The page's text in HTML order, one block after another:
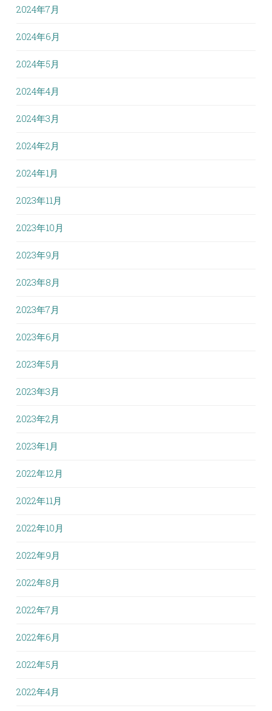
2024年7月
2024年6月
2024年5月
2024年4月
2024年3月
2024年2月
2024年1月
2023年11月
2023年10月
2023年9月
2023年8月
2023年7月
2023年6月
2023年5月
2023年3月
2023年2月
2023年1月
2022年12月
2022年11月
2022年10月
2022年9月
2022年8月
2022年7月
2022年6月
2022年5月
2022年4月